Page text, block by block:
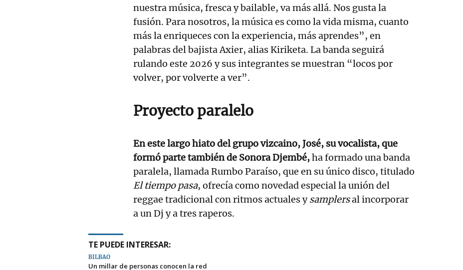
nuestra música, fresca y bailable, va más allá. Nos gusta la
fusión. Para nosotros, la música es como la vida misma, cuanto
más la enriqueces con la experiencia, más aprendes”, en
palabras del bajista Axier, alias Kiriketa. La banda seguirá
rulando este 2026 y sus integrantes se muestran “locos por
volver, por volverte a ver”.
Proyecto paralelo
En este largo hiato del grupo vizcaino, José, su vocalista, que
formó parte también de Sonora Djembé,ha formado una banda
paralela, llamada Rumbo Paraíso, que en su único disco, titulado
El tiempo pasa, ofrecía como novedad especial la unión del
reggae tradicional con ritmos actuales ysamplersal incorporar
a un Dj y a tres raperos.
TE PUEDE INTERESAR:
BILBAO
Un millar de personas conocen la red